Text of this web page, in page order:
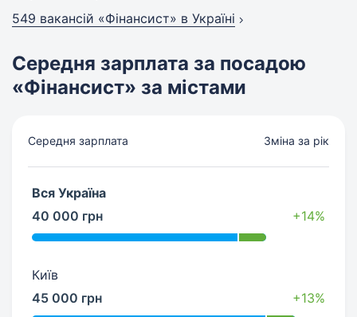
549 вакансій «Фінансист» в Україні
Середня зарплата за посадою
«Фінансист» за містами
Середня зарплата Зміна за рік
Вся Україна
40 000 грн
+14%
Київ
45 000 грн
+13%